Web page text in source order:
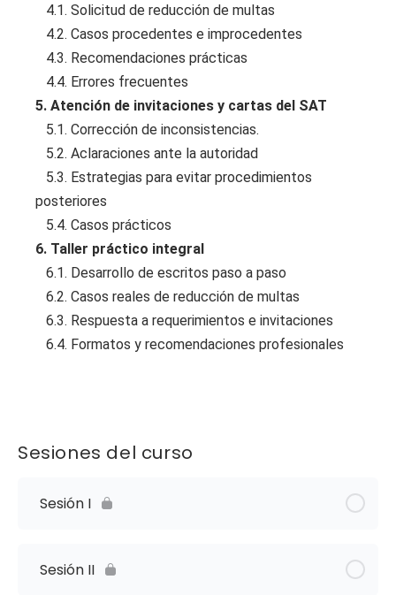
4.1. Solicitud de reducción de multas
4.2. Casos procedentes e improcedentes
4.3. Recomendaciones prácticas
4.4. Errores frecuentes
5. Atención de invitaciones y cartas del SAT
5.1. Corrección de inconsistencias.
5.2. Aclaraciones ante la autoridad
5.3. Estrategias para evitar procedimientos
posteriores
5.4. Casos prácticos
6. Taller práctico integral
6.1. Desarrollo de escritos paso a paso
6.2. Casos reales de reducción de multas
6.3. Respuesta a requerimientos e invitaciones
6.4. Formatos y recomendaciones profesionales
Sesiones del curso
Sesión I
Sesión II